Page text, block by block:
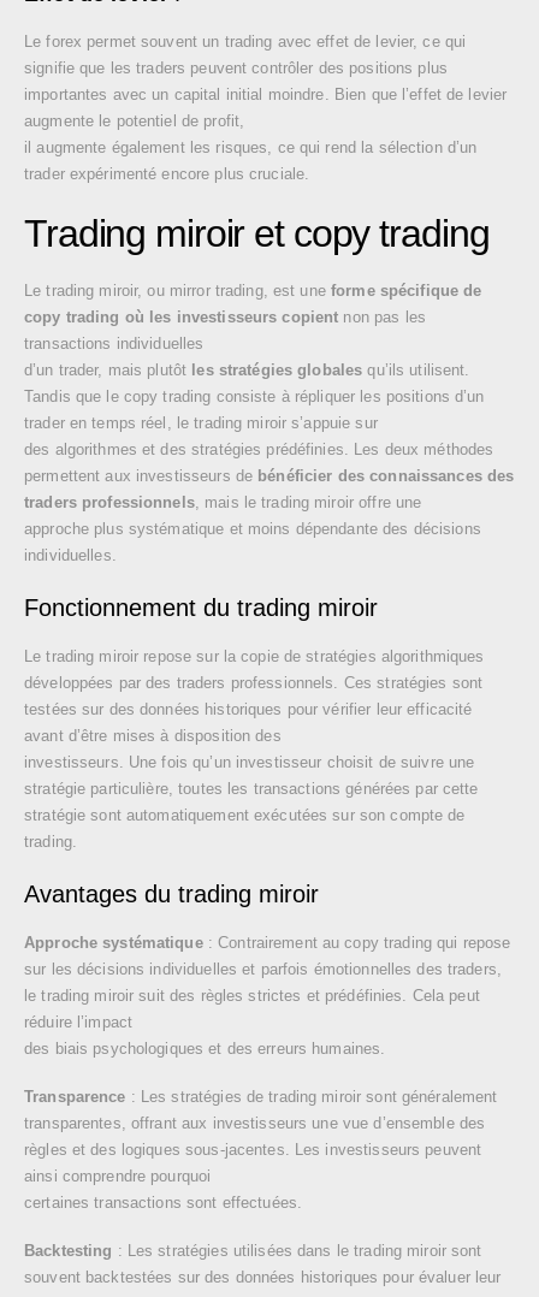
Le forex permet souvent un trading avec effet de levier, ce qui
signifie que les traders peuvent contrôler des positions plus
importantes avec un capital initial moindre. Bien que l’effet de levier
augmente le potentiel de profit,
il augmente également les risques, ce qui rend la sélection d’un
trader expérimenté encore plus cruciale.
Trading miroir et copy trading
Le trading miroir, ou mirror trading, est une forme spécifique de
copy trading où les investisseurs copient non pas les
transactions individuelles
d’un trader, mais plutôt les stratégies globales qu’ils utilisent.
Tandis que le copy trading consiste à répliquer les positions d’un
trader en temps réel, le trading miroir s’appuie sur
des algorithmes et des stratégies prédéfinies. Les deux méthodes
permettent aux investisseurs de bénéficier des connaissances des
traders professionnels, mais le trading miroir offre une
approche plus systématique et moins dépendante des décisions
individuelles.
Fonctionnement du trading miroir
Le trading miroir repose sur la copie de stratégies algorithmiques
développées par des traders professionnels. Ces stratégies sont
testées sur des données historiques pour vérifier leur efficacité
avant d’être mises à disposition des
investisseurs. Une fois qu’un investisseur choisit de suivre une
stratégie particulière, toutes les transactions générées par cette
stratégie sont automatiquement exécutées sur son compte de
trading.
Avantages du trading miroir
Approche systématique: Contrairement au copy trading qui repose
sur les décisions individuelles et parfois émotionnelles des traders,
le trading miroir suit des règles strictes et prédéfinies. Cela peut
réduire l’impact
des biais psychologiques et des erreurs humaines.
Transparence : Les stratégies de trading miroir sont généralement
transparentes, offrant aux investisseurs une vue d’ensemble des
règles et des logiques sous-jacentes. Les investisseurs peuvent
ainsi comprendre pourquoi
certaines transactions sont effectuées.
Backtesting : Les stratégies utilisées dans le trading miroir sont
souvent backtestées sur des données historiques pour évaluer leur